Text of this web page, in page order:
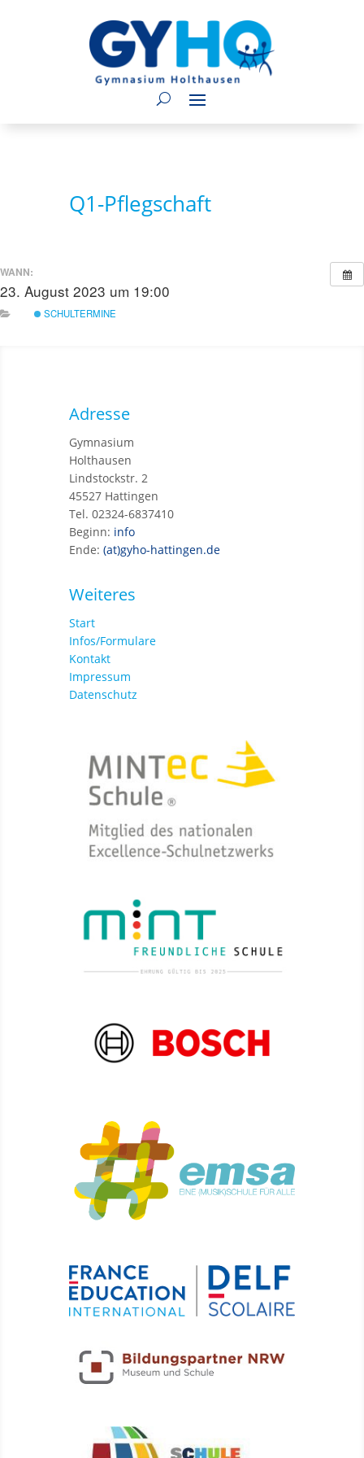
Q1-Pflegschaft
WANN:
23. August 2023 um 19:00
SCHULTERMINE
Adresse
Gymnasium
Holthausen
Lindstockstr. 2
45527 Hattingen
Tel. 02324-6837410
Beginn: info
Ende: (at)gyho-hattingen.de
Weiteres
Start
Infos/Formulare
Kontakt
Impressum
Datenschutz